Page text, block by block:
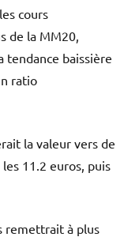
cours
de la MM20,
tendance baissière
ratio
la valeur vers de
11.2 euros, puis
remettrait à plus